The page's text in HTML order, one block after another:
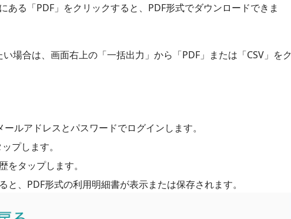
ある「PDF」をクリックすると、PDF形式でダウンロードできま
場合は、画面右上の「一括出力」から「PDF」または「CSV」をク
ルアドレスとパスワードでログインします。
プします。
をタップします。